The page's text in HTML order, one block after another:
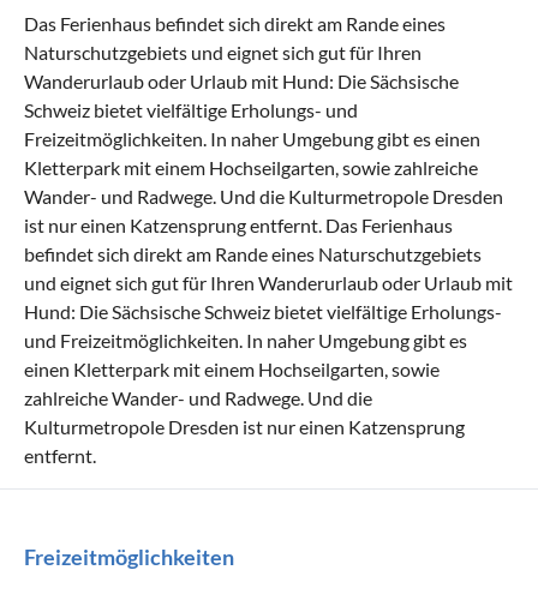
Das Ferienhaus befindet sich direkt am Rande eines
Naturschutzgebiets und eignet sich gut für Ihren
Wanderurlaub oder Urlaub mit Hund: Die Sächsische
Schweiz bietet vielfältige Erholungs- und
Freizeitmöglichkeiten. In naher Umgebung gibt es einen
Kletterpark mit einem Hochseilgarten, sowie zahlreiche
Wander- und Radwege. Und die Kulturmetropole Dresden
ist nur einen Katzensprung entfernt. Das Ferienhaus
befindet sich direkt am Rande eines Naturschutzgebiets
und eignet sich gut für Ihren Wanderurlaub oder Urlaub mit
Hund: Die Sächsische Schweiz bietet vielfältige Erholungs-
und Freizeitmöglichkeiten. In naher Umgebung gibt es
einen Kletterpark mit einem Hochseilgarten, sowie
zahlreiche Wander- und Radwege. Und die
Kulturmetropole Dresden ist nur einen Katzensprung
entfernt.
Freizeitmöglichkeiten